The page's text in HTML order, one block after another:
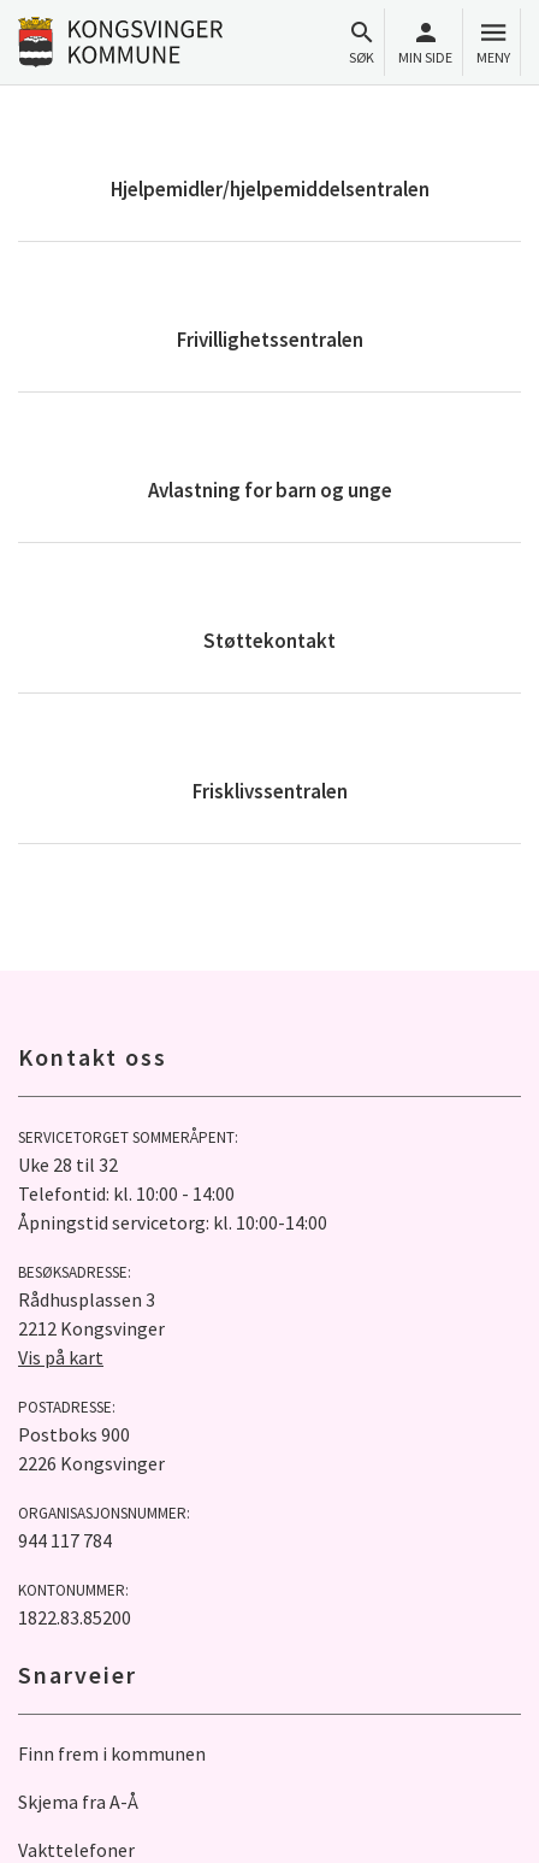
Til innhold
Gå til forsiden
SØK MIN SIDE MENY
Hjelpemidler/hjelpemiddelsentralen
Frivillighetssentralen
Avlastning for barn og unge
Støttekontakt
Frisklivssentralen
Kontakt oss
SERVICETORGET SOMMERÅPENT:
Uke 28 til 32
Telefontid: kl. 10:00 - 14:00
Åpningstid servicetorg: kl. 10:00-14:00
BESØKSADRESSE:
Rådhusplassen 3
2212 Kongsvinger
Vis på kart
POSTADRESSE:
Postboks 900
2226 Kongsvinger
ORGANISASJONSNUMMER:
944 117 784
KONTONUMMER:
1822.83.85200
Snarveier
Finn frem i kommunen
Skjema fra A-Å
Vakttelefoner